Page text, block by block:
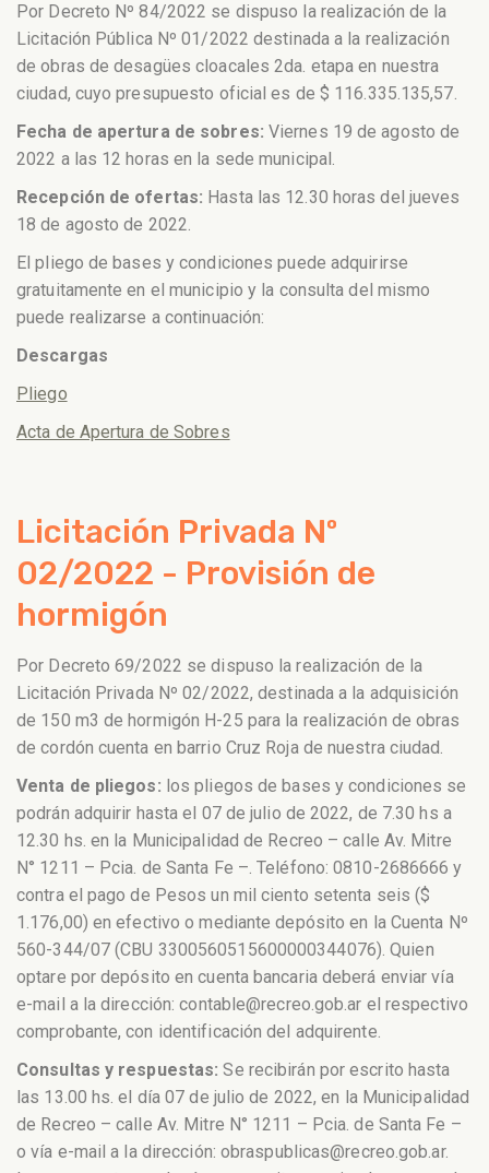
Por Decreto Nº 84/2022 se dispuso la realización de la
Licitación Pública Nº 01/2022 destinada a la realización
de obras de desagües cloacales 2da. etapa en nuestra
ciudad, cuyo presupuesto oficial es de $ 116.335.135,57.
Fecha de apertura de sobres: Viernes 19 de agosto de
2022 a las 12 horas en la sede municipal.
Recepción de ofertas: Hasta las 12.30 horas del jueves
18 de agosto de 2022.
El pliego de bases y condiciones puede adquirirse
gratuitamente en el municipio y la consulta del mismo
puede realizarse a continuación:
Descargas
Pliego
Acta de Apertura de Sobres
Licitación Privada Nº
02/2022 - Provisión de
hormigón
Por Decreto 69/2022 se dispuso la realización de la
Licitación Privada Nº 02/2022, destinada a la adquisición
de 150 m3 de hormigón H-25 para la realización de obras
de cordón cuenta en barrio Cruz Roja de nuestra ciudad.
Venta de pliegos: los pliegos de bases y condiciones se
podrán adquirir hasta el 07 de julio de 2022, de 7.30 hs a
12.30 hs. en la Municipalidad de Recreo – calle Av. Mitre
N° 1211 – Pcia. de Santa Fe –. Teléfono: 0810-2686666 y
contra el pago de Pesos un mil ciento setenta seis ($
1.176,00) en efectivo o mediante depósito en la Cuenta Nº
560-344/07 (CBU 3300560515600000344076). Quien
optare por depósito en cuenta bancaria deberá enviar vía
e-mail a la dirección: contable@recreo.gob.ar el respectivo
comprobante, con identificación del adquirente.
Consultas y respuestas: Se recibirán por escrito hasta
las 13.00 hs. el día 07 de julio de 2022, en la Municipalidad
de Recreo – calle Av. Mitre N° 1211 – Pcia. de Santa Fe –
o vía e-mail a la dirección: obraspublicas@recreo.gob.ar.